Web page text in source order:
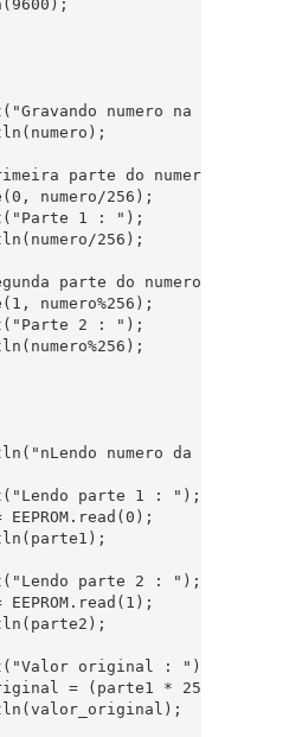
numero na memoria
parte do numero em
numero/256);
1 : ");
256);
parte do numero em
numero%256);
2 : ");
numero da memoria
parte 1 : ");
EEPROM.read(0);
parte 2 : ");
EEPROM.read(1);
original : ");
= (parte1 * 256) +